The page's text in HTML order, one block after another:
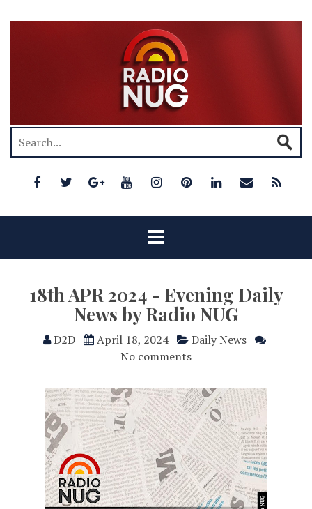
18th APR 2024 - Evening Daily
News by Radio NUG
D2D April 18, 2024
Daily News
No comments